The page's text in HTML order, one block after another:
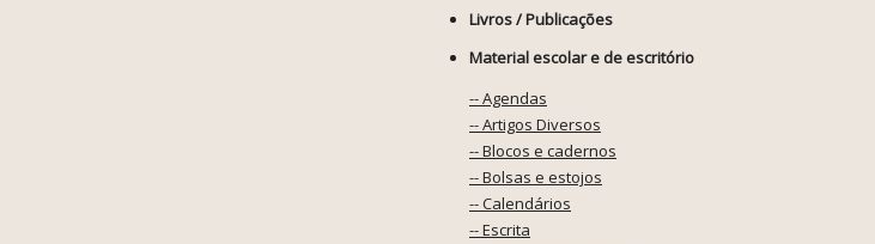
Livros / Publicações
Material escolar e de escritório
-- Agendas
-- Artigos Diversos
-- Blocos e cadernos
-- Bolsas e estojos
-- Calendários
-- Escrita